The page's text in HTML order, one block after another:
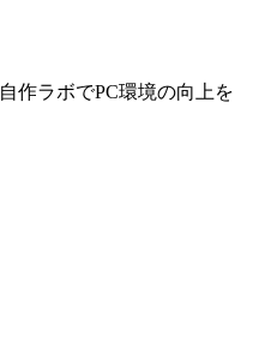
自作ラボでPC環境の向上を